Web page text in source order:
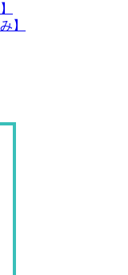
】